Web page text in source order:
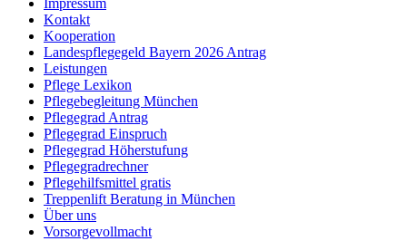
Impressum
Kontakt
Kooperation
Landespflegegeld Bayern 2026 Antrag
Leistungen
Pflege Lexikon
Pflegebegleitung München
Pflegegrad Antrag
Pflegegrad Einspruch
Pflegegrad Höherstufung
Pflegegradrechner
Pflegehilfsmittel gratis
Treppenlift Beratung in München
Über uns
Vorsorgevollmacht